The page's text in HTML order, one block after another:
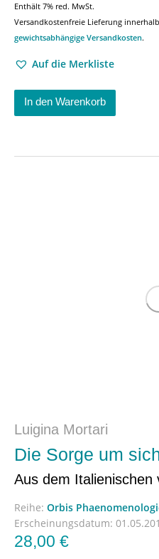
Enthält 7% red. MwSt.
Versandkostenfreie Lieferung
gewichtsabhängige Versandkosten.
Auf die Merkliste
In den Warenkorb
Luigina Mortari
Die Sorge um
Aus dem Italienischen
Reihe: Orbis
Erscheinungsdatum:
28,00 €